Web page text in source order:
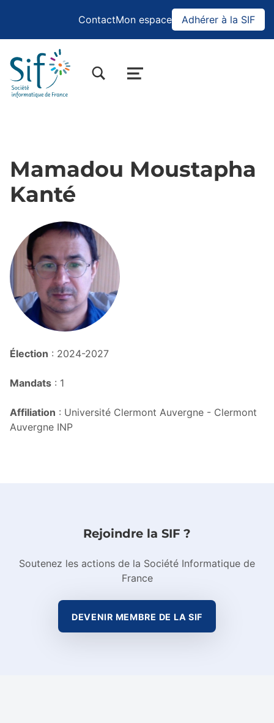
ContactMon espace Adhérer à la SIF
BASCULER LA BOÎTE DE DIALOGUE DU FORMULAIRE DE RECHERCHE
MENU
Mamadou Moustapha
Kanté
Élection : 2024-2027
Mandats : 1
Affiliation : Université Clermont Auvergne - Clermont
Auvergne INP
Rejoindre la SIF ?
Soutenez les actions de la Société Informatique de
France
DEVENIR MEMBRE DE LA SIF